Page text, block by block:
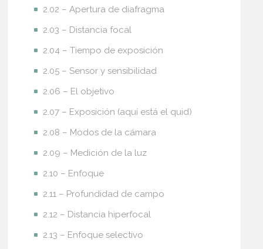
2.02 – Apertura de diafragma
2.03 – Distancia focal
2.04 – Tiempo de exposición
2.05 – Sensor y sensibilidad
2.06 – El objetivo
2.07 – Exposición (aquí está el quid)
2.08 – Modos de la cámara
2.09 – Medición de la luz
2.10 – Enfoque
2.11 – Profundidad de campo
2.12 – Distancia hiperfocal
2.13 – Enfoque selectivo